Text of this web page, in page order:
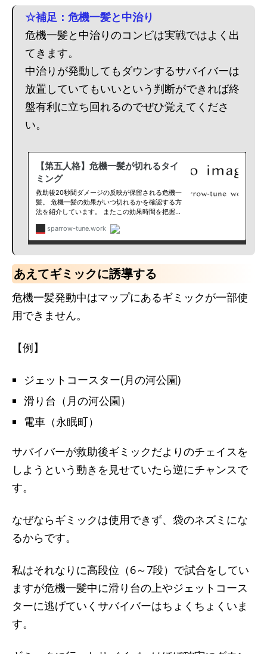
☆補足：危機一髪と中治り
危機一髪と中治りのコンビは実戦ではよく出
てきます。
中治りが発動してもダウンするサバイバーは
放置していてもいいという判断ができれば終
盤有利に立ち回れるのでぜひ覚えてくださ
い。
あえてギミックに誘導する
危機一髪発動中はマップにあるギミックが一部使
用できません。
【例】
ジェットコースター(月の河公園)
滑り台（月の河公園）
電車（永眠町）
サバイバーが救助後ギミックだよりのチェイスを
しようという動きを見せていたら逆にチャンスで
す。
なぜならギミックは使用できず、袋のネズミにな
るからです。
私はそれなりに高段位（6～7段）で試合をしてい
ますが危機一髪中に滑り台の上やジェットコース
ターに逃げていくサバイバーはちょくちょくいま
す。